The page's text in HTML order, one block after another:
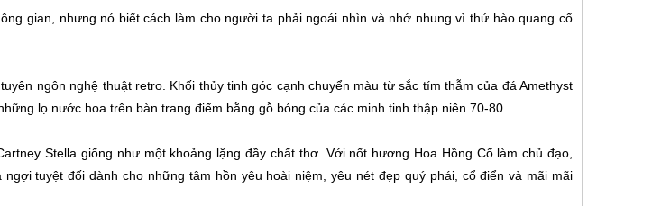
gian, nhưng nó biết cách làm cho người ta phải ngoái nhìn và nhớ nhung vì thứ hào quang cổ
ngôn nghệ thuật retro. Khối thủy tinh góc cạnh chuyển màu từ sắc tím thẫm của đá Amethyst
lọ nước hoa trên bàn trang điểm bằng gỗ bóng của các minh tinh thập niên 70-80.
Stella giống như một khoảng lặng đầy chất thơ. Với nốt hương Hoa Hồng Cổ làm chủ đạo,
tuyệt đối dành cho những tâm hồn yêu hoài niệm, yêu nét đẹp quý phái, cổ điển và mãi mãi